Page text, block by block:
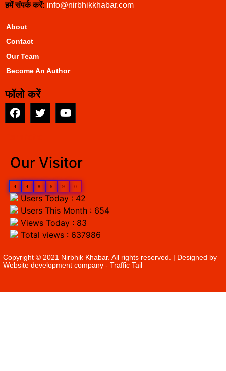
हमें संपर्क करें: info@nirbhikkhabar.com
About
Contact
Our Team
Become An Author
फॉलो करें
Our Visitor
4 4 8 6 9 0
Users Today : 42
Users This Month : 654
Views Today : 83
Total views : 637986
Copyright © 2021 Nirbhik Khabar. All rights reserved. | Designed by
Website development company - Traffic Tail